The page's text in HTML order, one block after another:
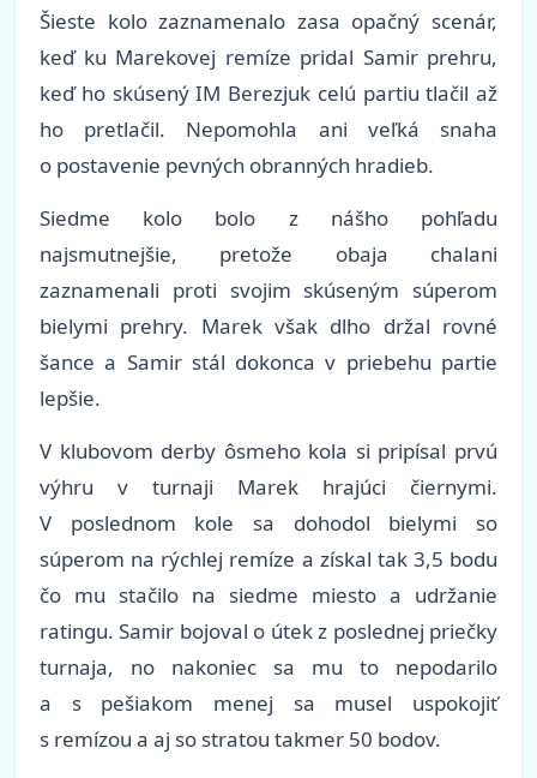
Šieste kolo zaznamenalo zasa opačný scenár,
keď ku Marekovej remíze pridal Samir prehru,
keď ho skúsený IM Berezjuk celú partiu tlačil až
ho pretlačil. Nepomohla ani veľká snaha
o postavenie pevných obranných hradieb.
Siedme kolo bolo z nášho pohľadu
najsmutnejšie, pretože obaja chalani
zaznamenali proti svojim skúseným súperom
bielymi prehry. Marek však dlho držal rovné
šance a Samir stál dokonca v priebehu partie
lepšie.
V klubovom derby ôsmeho kola si pripísal prvú
výhru v turnaji Marek hrajúci čiernymi.
V poslednom kole sa dohodol bielymi so
súperom na rýchlej remíze a získal tak 3,5 bodu
čo mu stačilo na siedme miesto a udržanie
ratingu. Samir bojoval o útek z poslednej priečky
turnaja, no nakoniec sa mu to nepodarilo
a s pešiakom menej sa musel uspokojiť
s remízou a aj so stratou takmer 50 bodov.